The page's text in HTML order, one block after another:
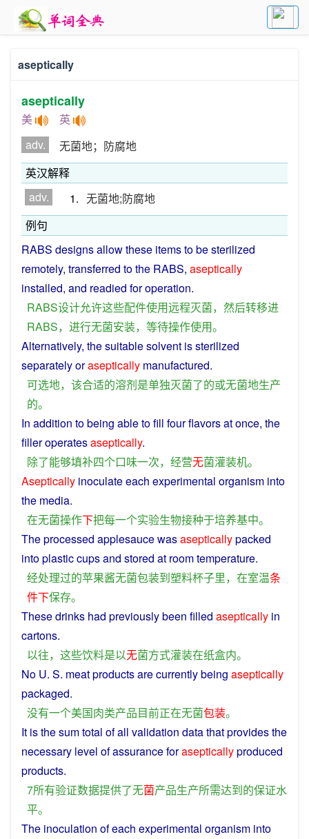
aseptically
aseptically
美 英
adv.
无菌地；防腐地
英汉解释
adv.
1. 无菌地;防腐地
例句
RABS designsallowthese items to besterilized
remotely, transferred to the RABS, aseptically
installed, and readied foroperation.
RABS设计允许这些配件使用远程灭菌， 然后转移进
RABS， 进行无菌安装， 等待操作使用。
Alternatively, thesuitablesolvent issterilized
separatelyoraseptically manufactured.
可选地， 该合适的溶剂是单独灭菌了的或无菌地生产
的。
In addition to being abletofill fourflavorsatonce, the
filleroperatesaseptically.
除了能够填补四个口味一次， 经营无菌灌装机。
Aseptically inoculateeach experimental organism into
the media.
在无菌操作下把每一个实验生物接种于培养基中。
Theprocessed applesaucewasasepticallypacked
intoplasticcupsand stored at room temperature.
经处理过的苹果酱无菌包装到塑料杯子里， 在室温条
件下保存。
Thesedrinks had previouslybeen filled aseptically in
cartons.
以往， 这些饮料是以无菌方式灌装在纸盒内。
No U. S. meatproductsarecurrentlybeing aseptically
packaged.
没有一个美国肉类产品目前正在无菌包装。
It is the sum total ofall validation datathatprovidesthe
necessary level ofassuranceforasepticallyproduced
products.
7所有验证数据提供了无菌产品生产所需达到的保证水
平。
The inoculation ofeach experimental organism into